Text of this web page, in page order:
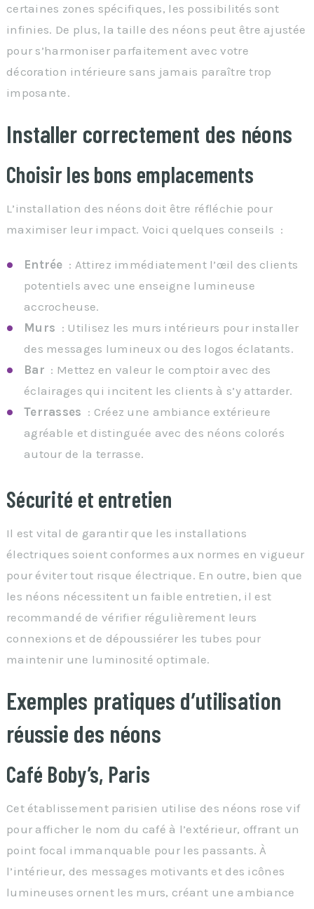
certaines zones spécifiques, les possibilités sont
infinies. De plus, la taille des néons peut être ajustée
pour s’harmoniser parfaitement avec votre
décoration intérieure sans jamais paraître trop
imposante.
Installer correctement des néons
Choisir les bons emplacements
L’installation des néons doit être réfléchie pour
maximiser leur impact. Voici quelques conseils :
Entrée : Attirez immédiatement l’œil des clients
potentiels avec une enseigne lumineuse
accrocheuse.
Murs : Utilisez les murs intérieurs pour installer
des messages lumineux ou des logos éclatants.
Bar : Mettez en valeur le comptoir avec des
éclairages qui incitent les clients à s’y attarder.
Terrasses : Créez une ambiance extérieure
agréable et distinguée avec des néons colorés
autour de la terrasse.
Sécurité et entretien
Il est vital de garantir que les installations
électriques soient conformes aux normes en vigueur
pour éviter tout risque électrique. En outre, bien que
les néons nécessitent un faible entretien, il est
recommandé de vérifier régulièrement leurs
connexions et de dépoussiérer les tubes pour
maintenir une luminosité optimale.
Exemples pratiques d’utilisation
réussie des néons
Café Boby’s, Paris
Cet établissement parisien utilise des néons rose vif
pour afficher le nom du café à l’extérieur, offrant un
point focal immanquable pour les passants. À
l’intérieur, des messages motivants et des icônes
lumineuses ornent les murs, créant une ambiance